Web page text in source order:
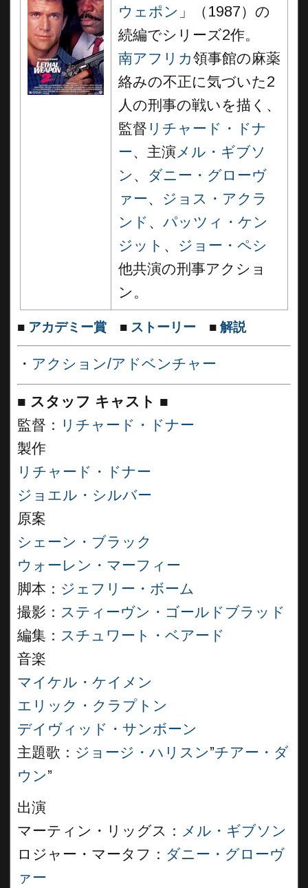
ウェポン 」（1987）の
続編でシリーズ2作。
南アフリカ領事館の麻薬
絡みの不正に気づいた2
人の刑事の戦いを描く、
監督 リチャード・ドナ
ー、主演メル・ギブソ
ン 、 ダニー・グローヴ
ァー、 ジョス・アクラ
ンド 、 パッツィ・ケン
ジット 、 ジョー・ペシ
他共演の刑事アクショ
ン。
■ アカデミー賞 ■ ストーリー ■ 解説
・ アクション/アドベンチャー
■ スタッフ キャスト ■
監督： リチャード・ドナー
製作
リチャード・ドナー
ジョエル・シルバー
原案
シェーン・ブラック
ウォーレン・マーフィー
脚本： ジェフリー・ボーム
撮影： スティーヴン・ゴールドブラッド
編集： スチュワート・ベアード
音楽
マイケル・ケイメン
エリック・クラプトン
デイヴィッド・サンボーン
主題歌： ジョージ・ハリスン”チアー・ダ
ウン”
出演
マーティン・リッグス： メル・ギブソン
ロジャー・マータフ： ダニー・グローヴ
ァー